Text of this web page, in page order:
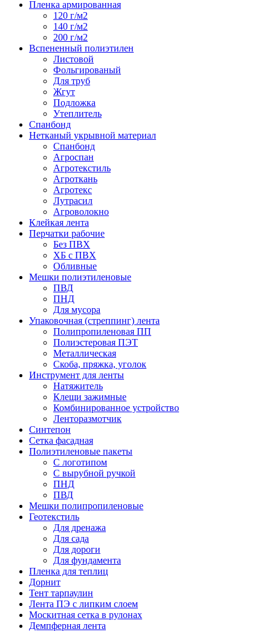
Пленка армированная
120 г/м2
140 г/м2
200 г/м2
Вспененный полиэтилен
Листовой
Фольгированый
Для труб
Жгут
Подложка
Утеплитель
Спанбонд
Нетканый укрывной материал
Спанбонд
Агроспан
Агротекстиль
Агроткань
Агротекс
Лутрасил
Агроволокно
Клейкая лента
Перчатки рабочие
Без ПВХ
ХБ с ПВХ
Обливные
Мешки полиэтиленовые
ПВД
ПНД
Для мусора
Упаковочная (стреппинг) лента
Полипропиленовая ПП
Полиэстеровая ПЭТ
Металлическая
Скоба, пряжка, уголок
Инструмент для ленты
Натяжитель
Клещи зажимные
Комбинированное устройство
Ленторазмотчик
Синтепон
Сетка фасадная
Полиэтиленовые пакеты
С логотипом
С вырубной ручкой
ПНД
ПВД
Мешки полипропиленовые
Геотекстиль
Для дренажа
Для сада
Для дороги
Для фундамента
Пленка для теплиц
Дорнит
Тент тарпаулин
Лента ПЭ с липким слоем
Москитная сетка в рулонах
Демпферная лента